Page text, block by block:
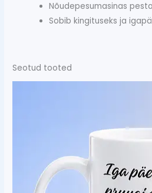
Nõudepesumasinas
Sobib kingituseks ja
Seotud tooted